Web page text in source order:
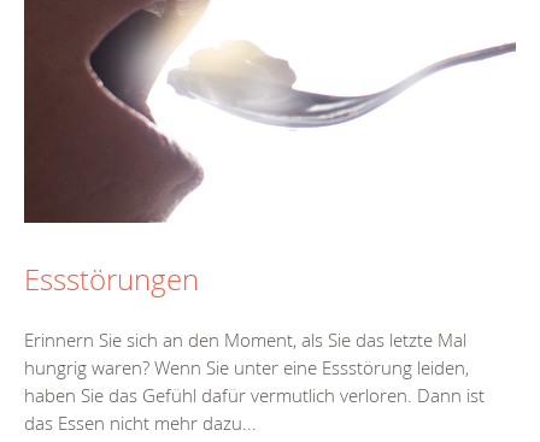
Essstörungen
Erinnern Sie sich an den Moment, als Sie das letzte Mal
hungrig waren? Wenn Sie unter eine Essstörung leiden,
haben Sie das Gefühl dafür vermutlich verloren. Dann ist
das Essen nicht mehr dazu...